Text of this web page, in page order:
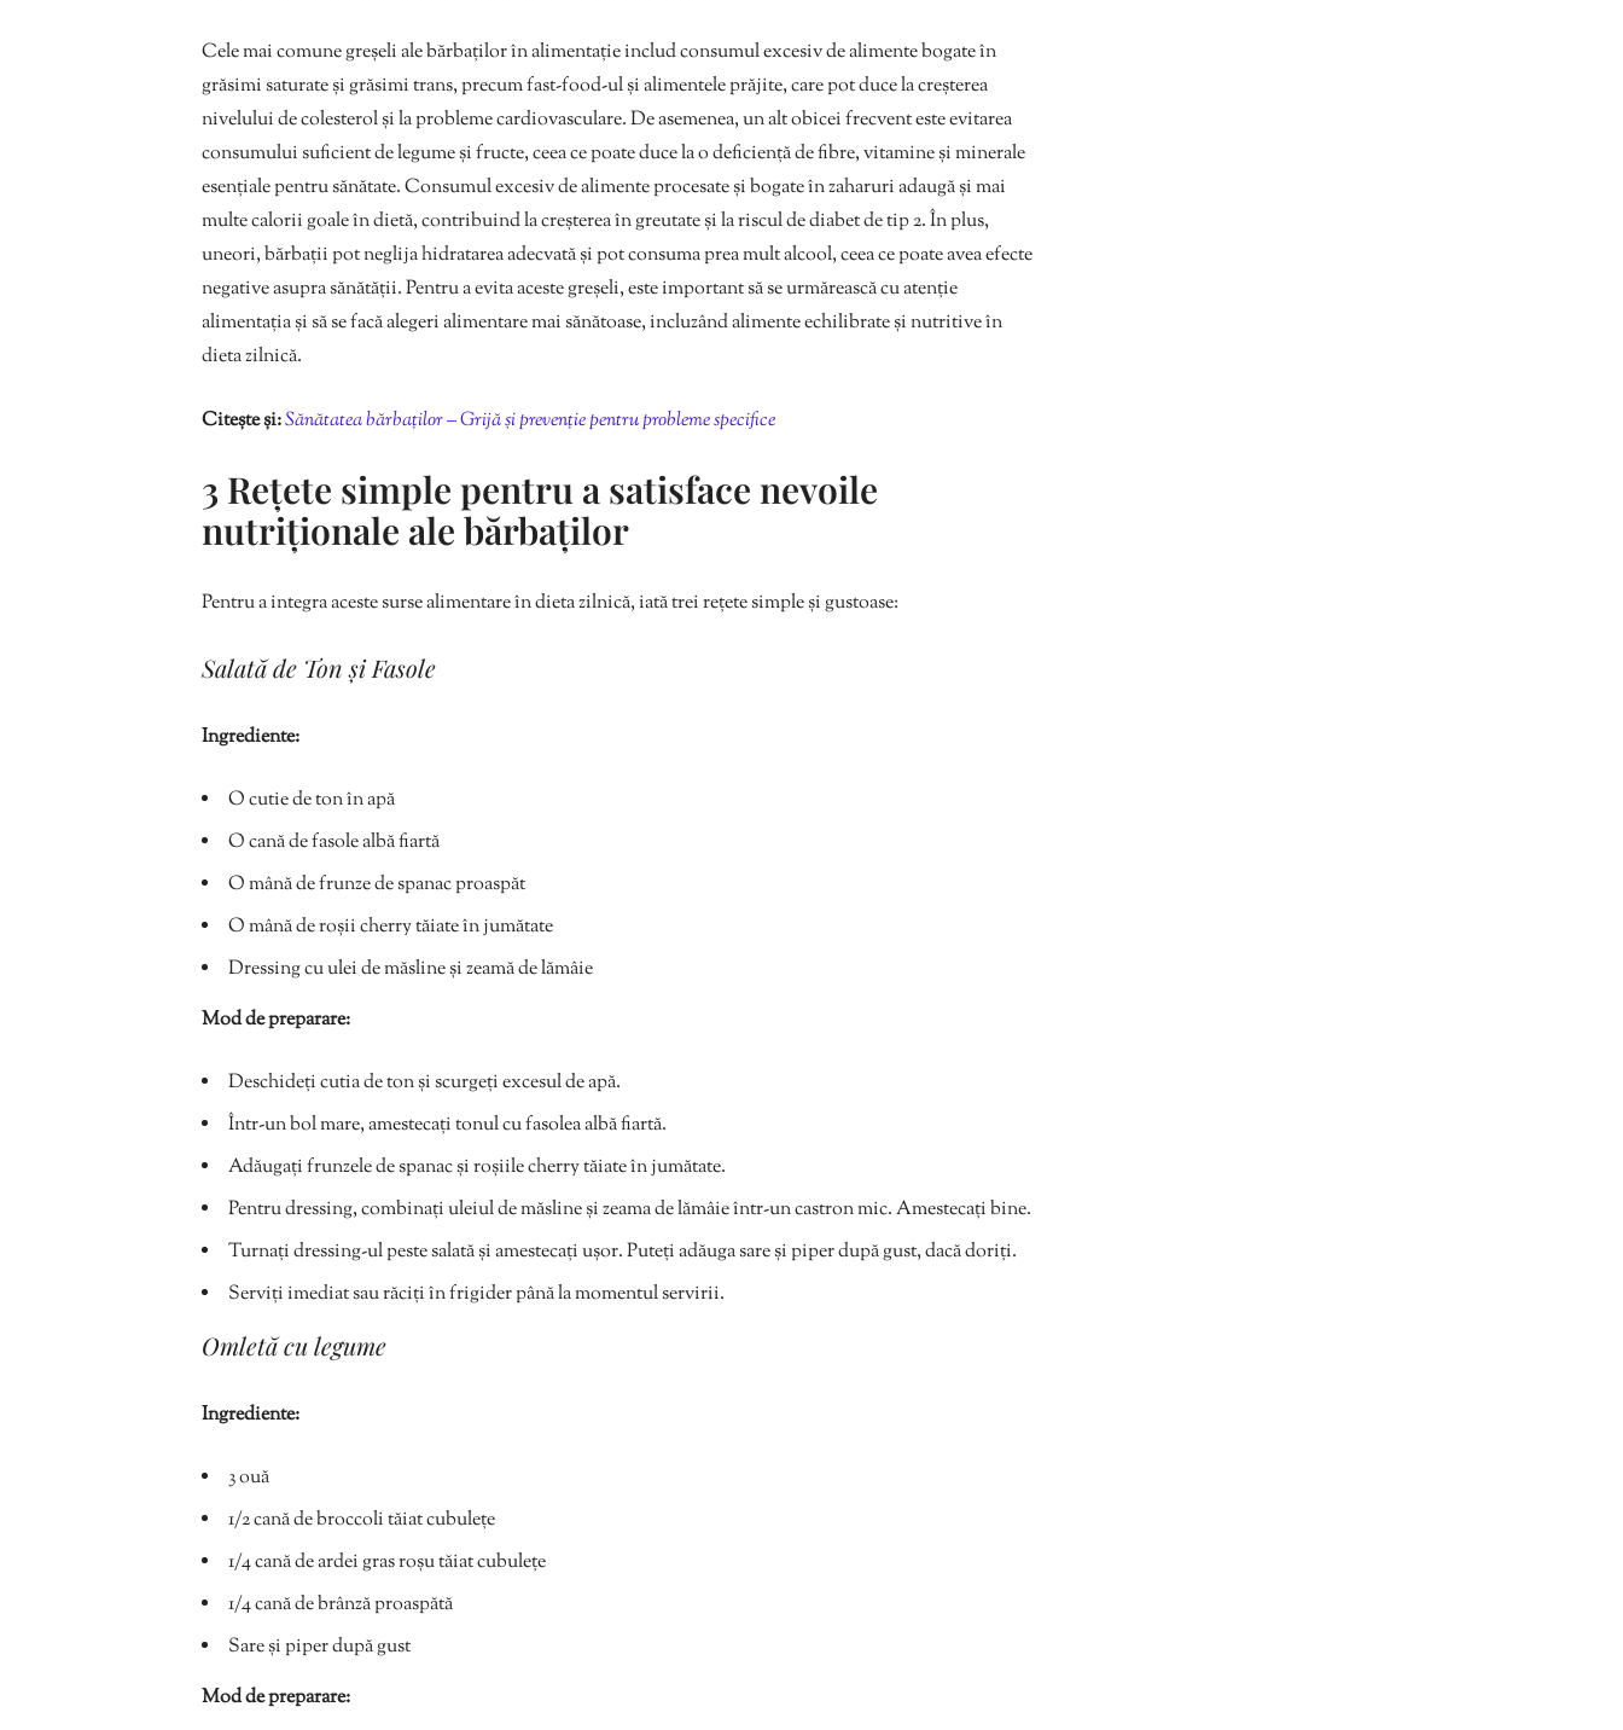
Cele mai comune greșeli ale bărbaților în alimentație includ consumul excesiv de alimente bogate în
grăsimi saturate și grăsimi trans, precum fast-food-ul și alimentele prăjite, care pot duce la creșterea
nivelului de colesterol și la probleme cardiovasculare. De asemenea, un alt obicei frecvent este evitarea
consumului suficient de legume și fructe, ceea ce poate duce la o deficiență de fibre, vitamine și minerale
esențiale pentru sănătate. Consumul excesiv de alimente procesate și bogate în zaharuri adaugă și mai
multe calorii goale în dietă, contribuind la creșterea în greutate și la riscul de diabet de tip 2. În plus,
uneori, bărbații pot neglija hidratarea adecvată și pot consuma prea mult alcool, ceea ce poate avea efecte
negative asupra sănătății. Pentru a evita aceste greșeli, este important să se urmărească cu atenție
alimentația și să se facă alegeri alimentare mai sănătoase, incluzând alimente echilibrate și nutritive în
dieta zilnică.
Citește și:Sănătatea bărbaților – Grijă și prevenție pentru probleme specifice
3 Rețete simple pentru a satisface nevoile
nutriționale ale bărbaților
Pentru a integra aceste surse alimentare în dieta zilnică, iată trei rețete simple și gustoase:
Salată de Ton și Fasole
Ingrediente:
O cutie de ton în apă
O cană de fasole albă fiartă
O mână de frunze de spanac proaspăt
O mână de roșii cherry tăiate în jumătate
Dressing cu ulei de măsline și zeamă de lămâie
Mod de preparare:
Deschideți cutia de ton și scurgeți excesul de apă.
Într-un bol mare, amestecați tonul cu fasolea albă fiartă.
Adăugați frunzele de spanac și roșiile cherry tăiate în jumătate.
Pentru dressing, combinați uleiul de măsline și zeama de lămâie într-un castron mic. Amestecați bine.
Turnați dressing-ul peste salată și amestecați ușor. Puteți adăuga sare și piper după gust, dacă doriți.
Serviți imediat sau răciți în frigider până la momentul servirii.
Omletă cu legume
Ingrediente:
3 ouă
1/2 cană de broccoli tăiat cubulețe
1/4 cană de ardei gras roșu tăiat cubulețe
1/4 cană de brânză proaspătă
Sare și piper după gust
Mod de preparare: